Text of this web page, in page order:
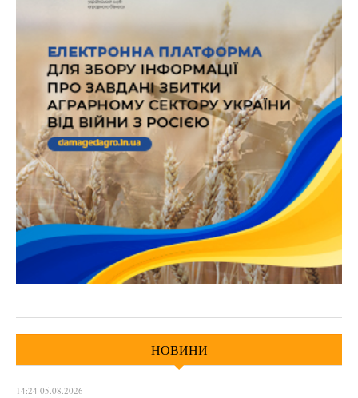
НОВИНИ
14:24 05.08.2026